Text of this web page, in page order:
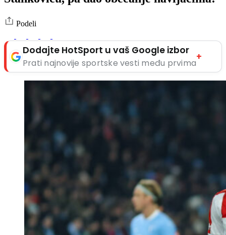
Podeli
Dodajte HotSport u vaš Google izbor
Prati najnovije sportske vesti među prvima
+